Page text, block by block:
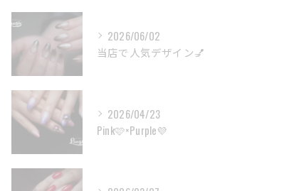
2026/06/02
当店で人気デザイン💅
2026/04/23
Pink🩷×Purple💜